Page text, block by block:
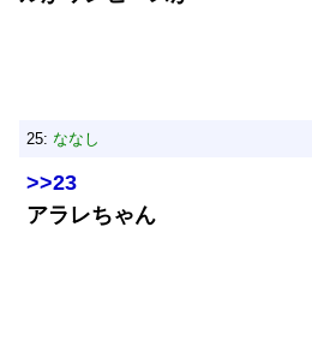
25: ななし
>>23
アラレちゃん